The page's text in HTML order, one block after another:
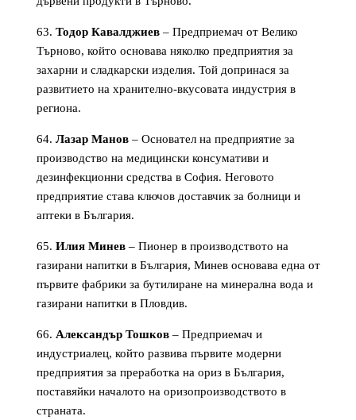
Тодор Кавалджиев – Предприемач от Велико
Търново, който основава няколко предприятия за
захарни и сладкарски изделия. Той допринася за
развитието на хранително-вкусовата индустрия в
региона.
Лазар Манов – Основател на предприятие за
производство на медицински консумативи и
дезинфекционни средства в София. Неговото
предприятие става ключов доставчик за болници и
аптеки в България.
Илия Минев – Пионер в производството на
газирани напитки в България, Минев основава една от
първите фабрики за бутилиране на минерална вода и
газирани напитки в Пловдив.
Александър Тошков – Предприемач и
индустриалец, който развива първите модерни
предприятия за преработка на ориз в България,
поставяйки началото на оризопроизводството в
страната.